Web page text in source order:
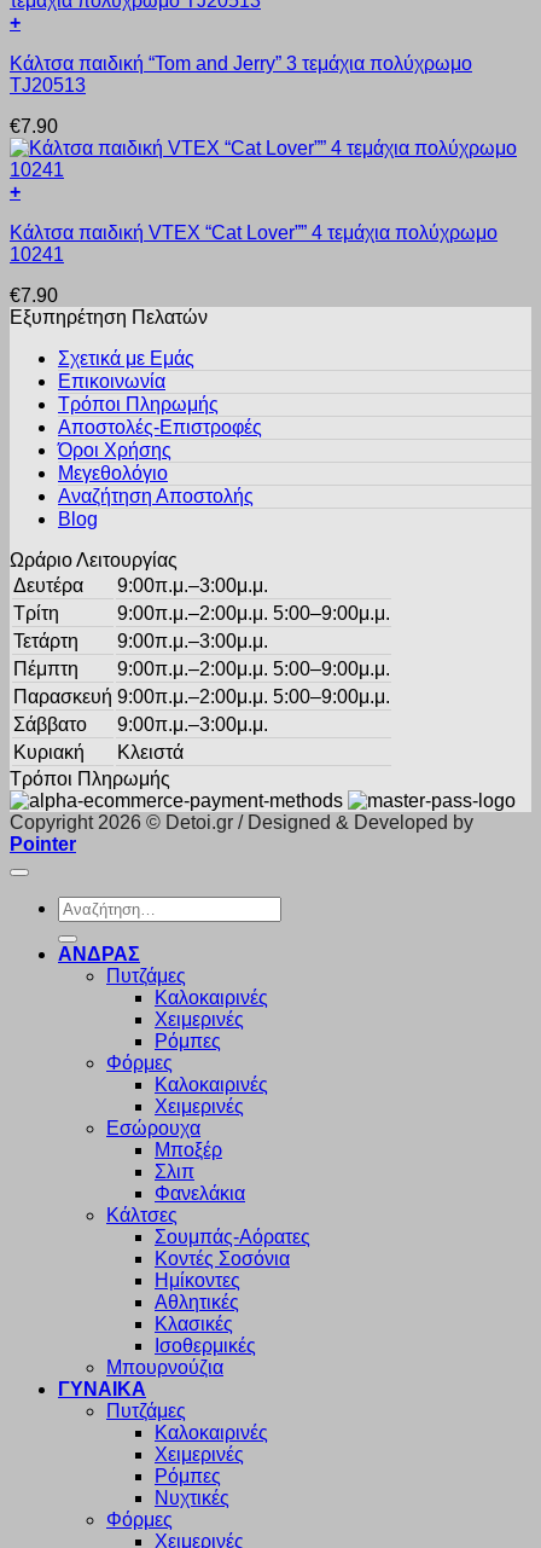
μπορούν
να
στη
σελίδα
προϊόντος
+
το
προϊόν
πολλαπλές
παραλλαγές.
Οι
επιλογές
να
επιλεγούν
σελίδα
του
προϊόντος
Κάλτσα παιδική “Tom and Jerry” 3 τεμάχια πολύχρωμο
TJ20513
€7.90
+
το
προϊόν
πολλαπλές
παραλλαγές.
επιλογές
μπορούν
επιλεγούν
σελίδα
προϊόντος
Κάλτσα παιδική VTEX “Cat Lover”” 4 τεμάχια πολύχρωμο
10241
€7.90
Εξυπηρέτηση Πελατών
Σχετικά με Εμάς
Επικοινωνία
Τρόποι Πληρωμής
Αποστολές-Επιστροφές
Όροι Χρήσης
Μεγεθολόγιο
Αναζήτηση Αποστολής
Blog
Ωράριο Λειτουργίας
Δευτέρα
9:00π.μ.–3:00μ.μ.
Τρίτη
9:00π.μ.–2:00μ.μ. 5:00–9:00μ.μ.
Τετάρτη
9:00π.μ.–3:00μ.μ.
Πέμπτη
9:00π.μ.–2:00μ.μ. 5:00–9:00μ.μ.
Παρασκευή 9:00π.μ.–2:00μ.μ. 5:00–9:00μ.μ.
Σάββατο
9:00π.μ.–3:00μ.μ.
Κυριακή
Κλειστά
Τρόποι Πληρωμής
Copyright 2026 © Detoi.gr / Designed & Developed by
Pointer
Αναζήτηση
για:
ΑΝΔΡΑΣ
Πυτζάμες
Καλοκαιρινές
Χειμερινές
Ρόμπες
Φόρμες
Καλοκαιρινές
Χειμερινές
Εσώρουχα
Μποξέρ
Σλιπ
Φανελάκια
Κάλτσες
Σουμπάς-Αόρατες
Κοντές Σοσόνια
Ημίκοντες
Αθλητικές
Κλασικές
Ισοθερμικές
Μπουρνούζια
ΓΥΝΑΙΚΑ
Πυτζάμες
Καλοκαιρινές
Χειμερινές
Ρόμπες
Νυχτικές
Φόρμες
Χειμερινές